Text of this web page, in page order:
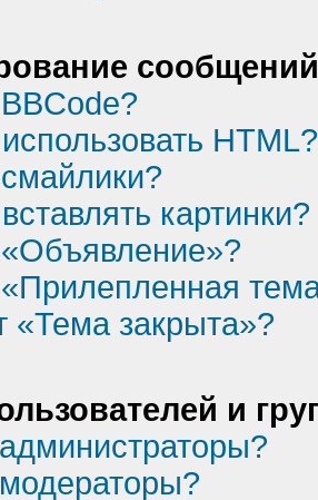
HTML?
картинки?
«Прилепленная
«Тема закрыта»?
и